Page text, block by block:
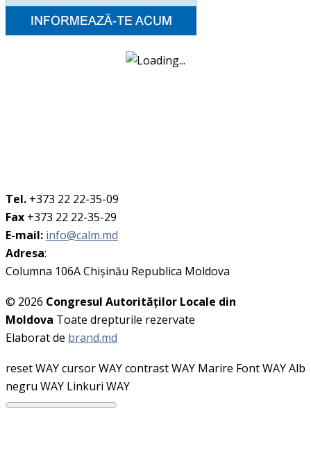
Tel. +373 22 22-35-09
Fax +373 22 22-35-29
E-mail: info@calm.md
Adresa:
Columna 106A Chişinău Republica Moldova
© 2026 Congresul Autorităţilor Locale din
Moldova Toate drepturile rezervate
Elaborat de brand.md
reset WAYcursor WAYcontrast WAY Marire Font WAYAlb
negru WAY Linkuri WAY